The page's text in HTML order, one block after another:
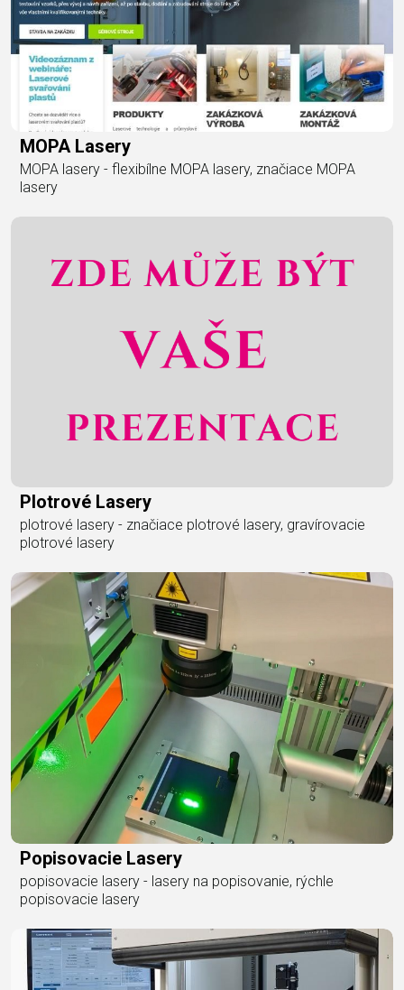
MOPA Lasery
MOPA lasery - flexibílne MOPA lasery, značiace MOPA
lasery
Plotrové Lasery
plotrové lasery - značiace plotrové lasery, gravírovacie
plotrové lasery
Popisovacie Lasery
popisovacie lasery - lasery na popisovanie, rýchle
popisovacie lasery